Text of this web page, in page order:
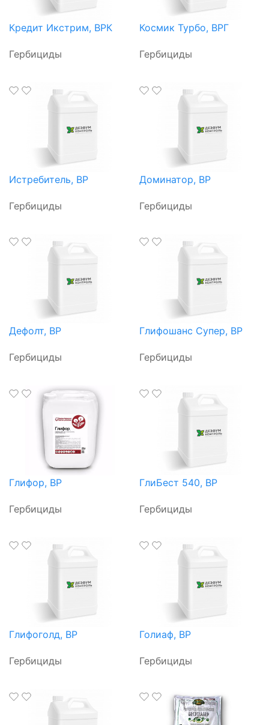
Кредит Икстрим, ВРК
Гербициды
Космик Турбо, ВРГ
Гербициды
Истребитель, ВР
Гербициды
Доминатор, ВР
Гербициды
Дефолт, ВР
Гербициды
Глифошанс Супер, ВР
Гербициды
Глифор, ВР
Гербициды
ГлиБест 540, ВР
Гербициды
Глифоголд, ВР
Гербициды
Голиаф, ВР
Гербициды